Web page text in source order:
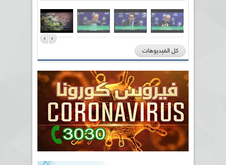
كل الفيديوهات